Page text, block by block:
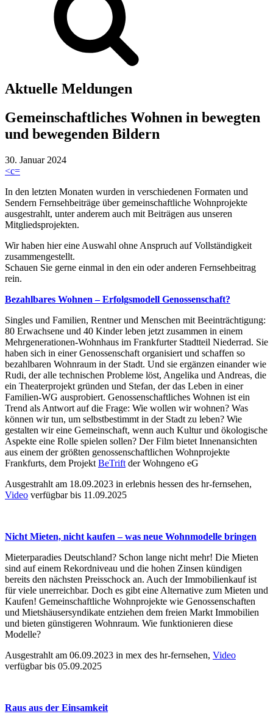
Aktuelle Meldungen
Gemeinschaftliches Wohnen in bewegten
und bewegenden Bildern
30. Januar 2024
<c=
In den letzten Monaten wurden in verschiedenen Formaten und
Sendern Fernsehbeiträge über gemeinschaftliche Wohnprojekte
ausgestrahlt, unter anderem auch mit Beiträgen aus unseren
Mitgliedsprojekten.
Wir haben hier eine Auswahl ohne Anspruch auf Vollständigkeit
zusammengestellt.
Schauen Sie gerne einmal in den ein oder anderen Fernsehbeitrag
rein.
Bezahlbares Wohnen – Erfolgsmodell Genossenschaft?
Singles und Familien, Rentner und Menschen mit Beeinträchtigung:
80 Erwachsene und 40 Kinder leben jetzt zusammen in einem
Mehrgenerationen-Wohnhaus im Frankfurter Stadtteil Niederrad. Sie
haben sich in einer Genossenschaft organisiert und schaffen so
bezahlbaren Wohnraum in der Stadt. Und sie ergänzen einander wie
Rudi, der alle technischen Probleme löst, Angelika und Andreas, die
ein Theaterprojekt gründen und Stefan, der das Leben in einer
Familien-WG ausprobiert. Genossenschaftliches Wohnen ist ein
Trend als Antwort auf die Frage: Wie wollen wir wohnen? Was
können wir tun, um selbstbestimmt in der Stadt zu leben? Wie
gestalten wir eine Gemeinschaft, wenn auch Kultur und ökologische
Aspekte eine Rolle spielen sollen? Der Film bietet Innenansichten
aus einem der größten genossenschaftlichen Wohnprojekte
Frankfurts, dem Projekt BeTrift der Wohngeno eG
Ausgestrahlt am 18.09.2023 in erlebnis hessen des hr-fernsehen,
Video verfügbar bis 11.09.2025
Nicht Mieten, nicht kaufen – was neue Wohnmodelle bringen
Mieterparadies Deutschland? Schon lange nicht mehr! Die Mieten
sind auf einem Rekordniveau und die hohen Zinsen kündigen
bereits den nächsten Preisschock an. Auch der Immobilienkauf ist
für viele unerreichbar. Doch es gibt eine Alternative zum Mieten und
Kaufen! Gemeinschaftliche Wohnprojekte wie Genossenschaften
und Mietshäusersyndikate entziehen dem freien Markt Immobilien
und bieten günstigeren Wohnraum. Wie funktionieren diese
Modelle?
Ausgestrahlt am 06.09.2023 in mex des hr-fernsehen, Video
verfügbar bis 05.09.2025
Raus aus der Einsamkeit